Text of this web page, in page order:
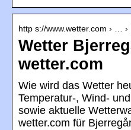
http s://www.wetter.com › …
Wetter
wetter.com
Wie wird das Wetter
Temperatur-, Wind-
sowie aktuelle
wetter.com für